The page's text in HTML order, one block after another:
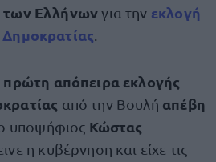
των Ελλήνωνγια την εκλογή
πρώτη απόπειρα εκλογής
από την Βουλή απέβη
ο υποψήφιος Κώστας
η κυβέρνηση και είχε τις